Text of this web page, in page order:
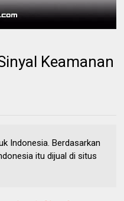
Keamanan
Indonesia. Berdasarkan
itu dijual di situs